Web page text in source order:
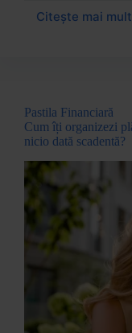
Citește mai mult
Pastila Financiară
Cum îți organizezi
nicio dată scadentă?